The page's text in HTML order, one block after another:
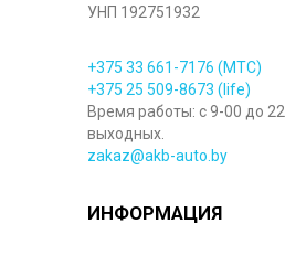
УНП 192751932
+375 33 661-7176 (МТС)
+375 25 509-8673 (life)
Время работы: с 9-00 до
выходных.
zakaz@akb-auto.by
ИНФОРМАЦИЯ